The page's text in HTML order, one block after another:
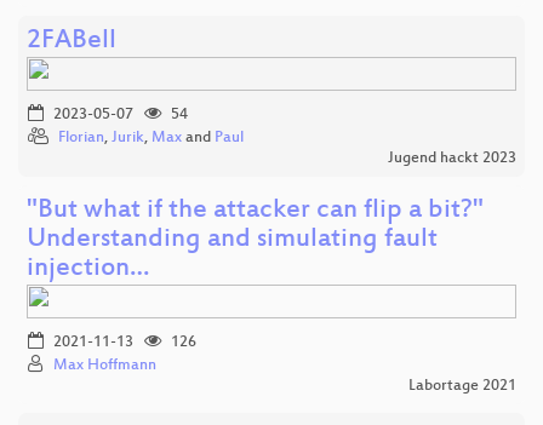
2FABell
2023-05-07
54
Florian, Jurik, Max and Paul
Jugend hackt 2023
"But what if the attacker can flip a bit?"
Understanding and simulating fault
injection…
2021-11-13
126
Max Hoffmann
Labortage 2021